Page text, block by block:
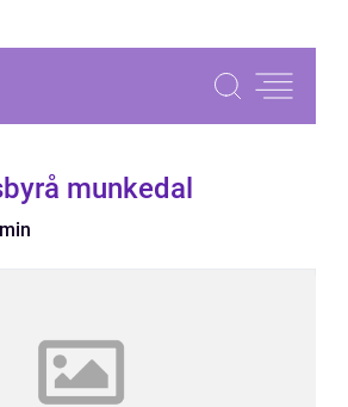
munkedal